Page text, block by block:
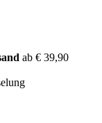
ab € 39,90